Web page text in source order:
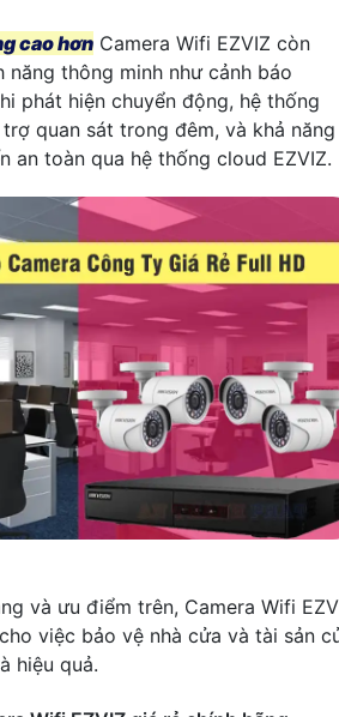
cao hơn Camera Wifi EZVIZ còn
thông minh như cảnh báo
phát hiện chuyển động, hệ thống
quan sát trong đêm, và khả năng
an toàn qua hệ thống cloud EZVIZ.
và ưu điểm trên, Camera Wifi
việc bảo vệ nhà cửa và tài sản
hiệu quả.